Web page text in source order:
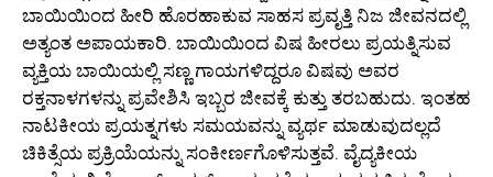
ಬಾಯಿಯಿಂದ ಹೀರಿ ಹೊರಹಾಕುವ ಸಾಹಸ ಪ್ರವೃತ್ತಿ ನಿಜ ಜೀವನದಲ್ಲಿ
ಅತ್ಯಂತ ಅಪಾಯಕಾರಿ. ಬಾಯಿಯಿಂದ ವಿಷ ಹೀರಲು ಪ್ರಯತ್ನಿಸುವ
ವ್ಯಕ್ತಿಯ ಬಾಯಿಯಲ್ಲಿ ಸಣ್ಣ ಗಾಯಗಳಿದ್ದರೂ ವಿಷವು ಅವರ
ರಕ್ತನಾಳಗಳನ್ನು ಪ್ರವೇಶಿಸಿ ಇಬ್ಬರ ಜೀವಕ್ಕೆ ಕುತ್ತು ತರಬಹುದು. ಇಂತಹ
ನಾಟಕೀಯ ಪ್ರಯತ್ನಗಳು ಸಮಯವನ್ನು ವ್ಯರ್ಥ ಮಾಡುವುದಲ್ಲದೆ
ಚಿಕಿತ್ಸೆಯ ಪ್ರಕ್ರಿಯೆಯನ್ನು ಸಂಕೀರ್ಣಗೊಳಿಸುತ್ತವೆ. ವೈದ್ಯಕೀಯ